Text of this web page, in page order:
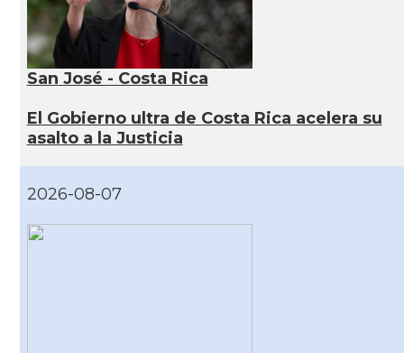
San José - Costa Rica
El Gobierno ultra de Costa Rica acelera su
asalto a la Justicia
2026-08-07